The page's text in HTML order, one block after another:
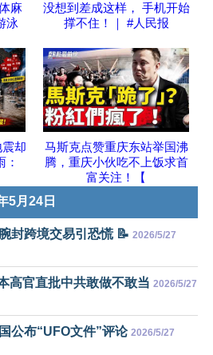
麻
泳
没想到差成这样， 手机开始
撑不住！｜ #人民报
却
马斯克点赞重庆东站举国沸
腾，重庆小伙吃不上饭求首
富关注！【
5月24日
封跨境交易引恐慌 📝 2026/5/27
高官直批中共敢做不敢当 2026/5/27
公布“UFO文件”评论 2026/5/27